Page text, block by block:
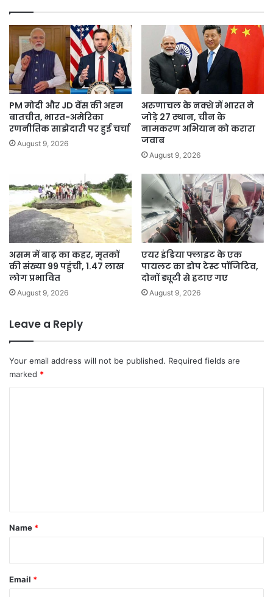
हुए
लापता
PM मोदी और JD वेंस की अहम
बातचीत, भारत-अमेरिका
रणनीतिक साझेदारी पर हुई चर्चा
August 9, 2026
अरुणाचल के नक्शे में भारत ने
जोड़े 27 स्थान, चीन के
नामकरण अभियान को करारा
जवाब
August 9, 2026
असम में बाढ़ का कहर, मृतकों
की संख्या 99 पहुंची, 1.47 लाख
लोग प्रभावित
August 9, 2026
एयर इंडिया फ्लाइट के एक
पायलट का डोप टेस्ट पॉजिटिव,
दोनों ड्यूटी से हटाए गए
August 9, 2026
Leave a Reply
Your email address will not be published. Required fields are
marked *
*
Name *
Email *